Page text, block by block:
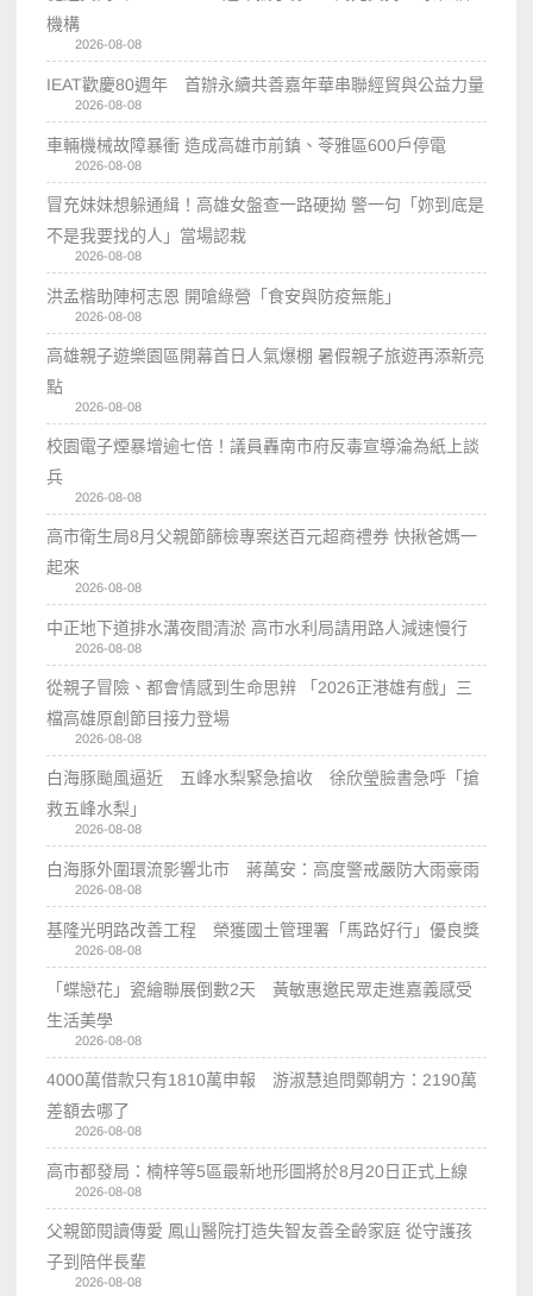
機構
2026-08-08
IEAT歡慶80週年 首辦永續共善嘉年華串聯經貿與公益力量
2026-08-08
車輛機械故障暴衝 造成高雄市前鎮、苓雅區600戶停電
2026-08-08
冒充妹妹想躲通緝！高雄女盤查一路硬拗 警一句「妳到底是
不是我要找的人」當場認栽
2026-08-08
洪孟楷助陣柯志恩 開嗆綠營「食安與防疫無能」
2026-08-08
高雄親子遊樂園區開幕首日人氣爆棚 暑假親子旅遊再添新亮
點
2026-08-08
校園電子煙暴增逾七倍！議員轟南市府反毒宣導淪為紙上談
兵
2026-08-08
高市衛生局8月父親節篩檢專案送百元超商禮券 快揪爸媽一
起來
2026-08-08
中正地下道排水溝夜間清淤 高市水利局請用路人減速慢行
2026-08-08
從親子冒險、都會情感到生命思辨 「2026正港雄有戲」三
檔高雄原創節目接力登場
2026-08-08
白海豚颱風逼近 五峰水梨緊急搶收 徐欣瑩臉書急呼「搶
救五峰水梨」
2026-08-08
白海豚外圍環流影響北市 蔣萬安：高度警戒嚴防大雨豪雨
2026-08-08
基隆光明路改善工程 榮獲國土管理署「馬路好行」優良獎
2026-08-08
「蝶戀花」瓷繪聯展倒數2天 黃敏惠邀民眾走進嘉義感受
生活美學
2026-08-08
4000萬借款只有1810萬申報 游淑慧追問鄭朝方：2190萬
差額去哪了
2026-08-08
高市都發局：楠梓等5區最新地形圖將於8月20日正式上線
2026-08-08
父親節閱讀傳愛 鳳山醫院打造失智友善全齡家庭 從守護孩
子到陪伴長輩
2026-08-08